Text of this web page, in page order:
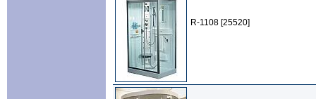
R-1108 [25520]